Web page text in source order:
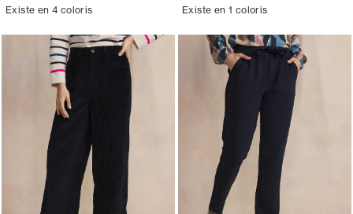
Existe en 4 coloris Existe en 1 coloris